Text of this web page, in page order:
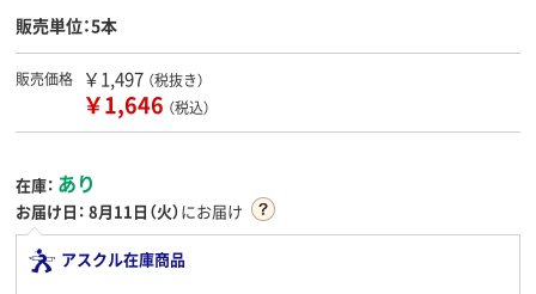
販売単位：5本
販売価格 ￥1,497 （税抜き）
￥1,646 （税込）
在庫： あり
お届け日： 8月11日（火）にお届け
アスクル在庫商品